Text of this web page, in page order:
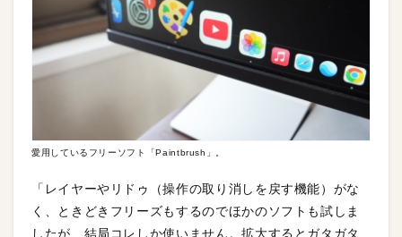
愛用しているフリーソフト「Paintbrush」。
「レイヤーやリドゥ（操作の取り消しを戻す機能）がな
く、ときどきフリーズもするのでほかのソフトも試しま
したが、結局コレしか使いません。拡大するとガタガタ